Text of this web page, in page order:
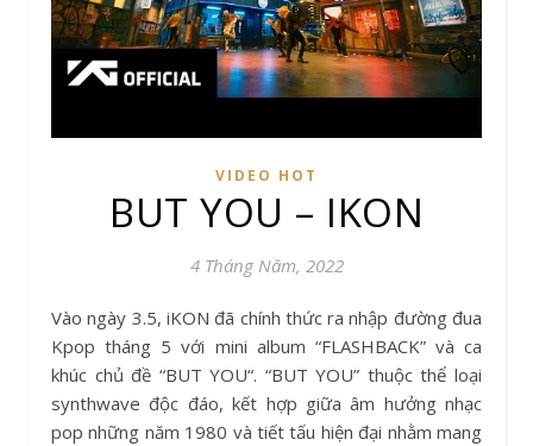
VIDEO HOT
BUT YOU – IKON
4 Tháng Năm, 2022
Vào ngày 3.5, iKON đã chính thức ra nhập đường đua
Kpop tháng 5 với mini album “FLASHBACK” và ca
khúc chủ đề “BUT YOU“. “BUT YOU” thuộc thể loại
synthwave độc đáo, kết hợp giữa âm hưởng nhạc
pop những năm 1980 và tiết tấu hiện đại nhằm mang